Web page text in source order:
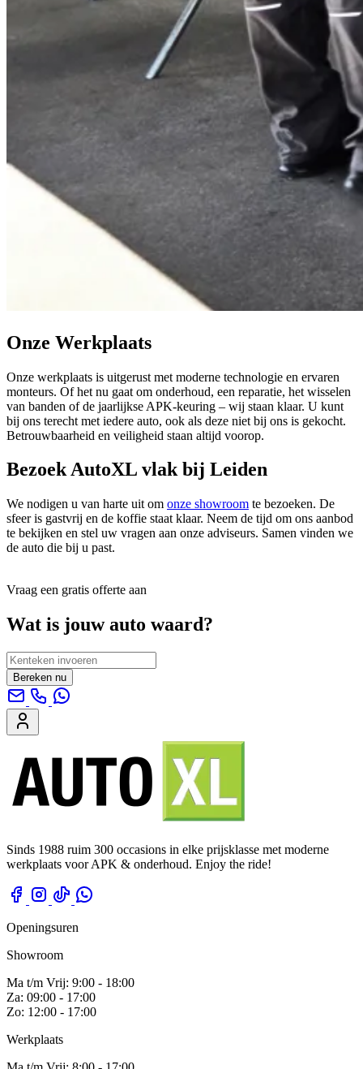
Onze Werkplaats
Onze werkplaats is uitgerust met moderne technologie en ervaren
monteurs. Of het nu gaat om onderhoud, een reparatie, het wisselen
van banden of de jaarlijkse APK-keuring – wij staan klaar. U kunt
bij ons terecht met iedere auto, ook als deze niet bij ons is gekocht.
Betrouwbaarheid en veiligheid staan altijd voorop.
Bezoek AutoXL vlak bij Leiden
We nodigen u van harte uit om onze showroom te bezoeken. De
sfeer is gastvrij en de koffie staat klaar. Neem de tijd om ons aanbod
te bekijken en stel uw vragen aan onze adviseurs. Samen vinden we
de auto die bij u past.
Vraag een gratis offerte aan
Wat is jouw auto waard?
Bereken nu
Sinds 1988 ruim 300 occasions in elke prijsklasse met moderne
werkplaats voor APK & onderhoud. Enjoy the ride!
Openingsuren
Showroom
Ma t/m Vrij: 9:00 - 18:00
Za: 09:00 - 17:00
Zo: 12:00 - 17:00
Werkplaats